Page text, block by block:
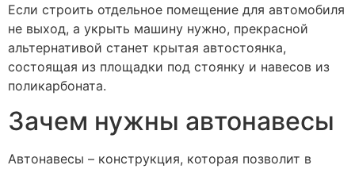
Если строить отдельное помещение для автомобиля
не выход, а укрыть машину нужно, прекрасной
альтернативой станет крытая автостоянка,
состоящая из площадки под стоянку и навесов из
поликарбоната.
Зачем нужны автонавесы
Автонавесы – конструкция, которая позволит в